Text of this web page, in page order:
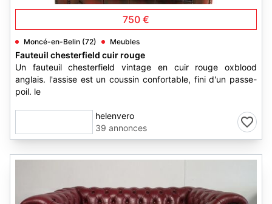
750 €
Moncé-en-Belin (72) Meubles
Fauteuil chesterfield cuir rouge
Un fauteuil chesterfield vintage en cuir rouge oxblood
anglais. l'assise est un coussin confortable, fini d'un passe-
poil. le
helenvero
39 annonces